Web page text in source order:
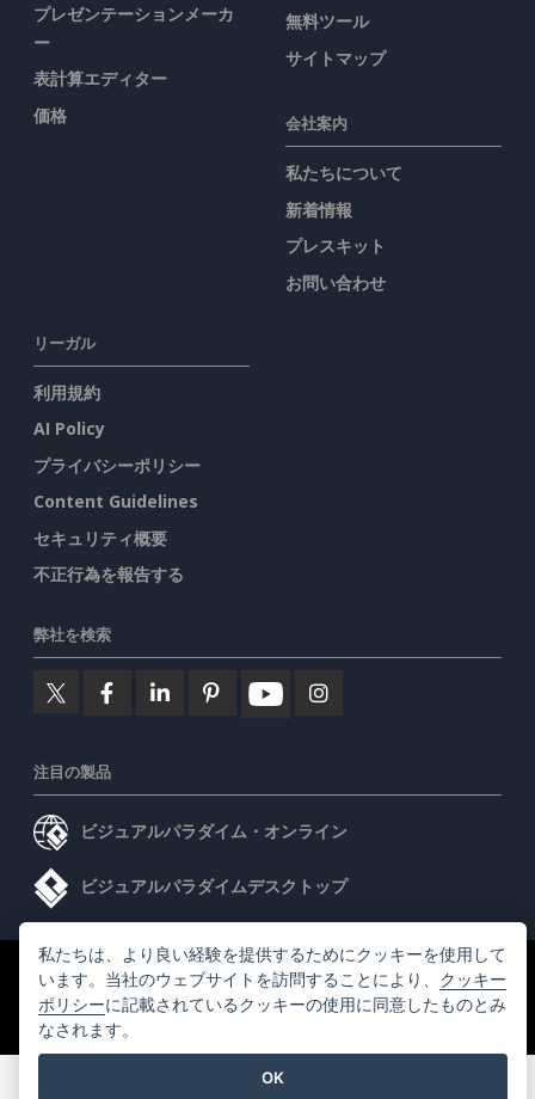
プレゼンテーションメーカ
ー
表計算エディター
価格
無料ツール
サイトマップ
会社案内
私たちについて
新着情報
プレスキット
お問い合わせ
リーガル
利用規約
AI Policy
プライバシーポリシー
Content Guidelines
セキュリティ概要
不正行為を報告する
弊社を検索
注目の製品
ビジュアルパラダイム・オンライン
ビジュアルパラダイムデスクトップ
©2026 by Visual Paradigm. 全ての権利を有する
利用規約
AI Policy
プライバシーポリシー
私たちは、より良い経験を提供するためにクッキーを使用して
います。当社のウェブサイトを訪問することにより、 クッキー
ポリシーに記載されているクッキーの使用に同意したものとみ
なされます。
OK